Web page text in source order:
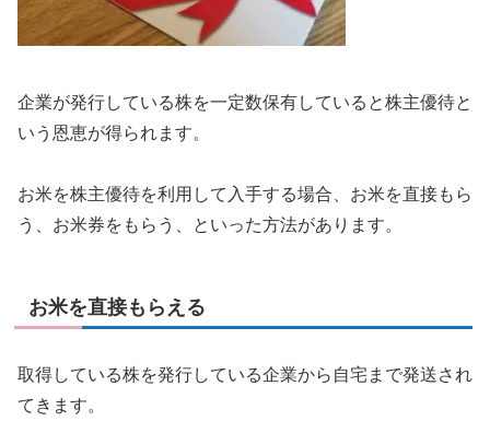
企業が発行している株を一定数保有していると株主優待と
いう恩恵が得られます。
お米を株主優待を利用して入手する場合、お米を直接もら
う、お米券をもらう、といった方法があります。
お米を直接もらえる
取得している株を発行している企業から自宅まで発送され
てきます。